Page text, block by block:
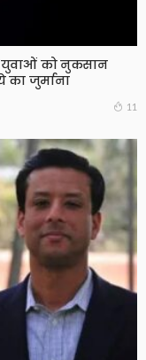
युवाओं को नुकसान
जुर्माना
11